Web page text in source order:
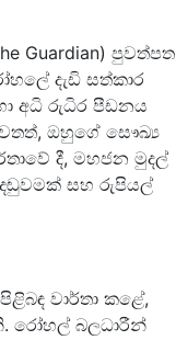
Guardian) පුවත්පත
දැඩි සත්කාර
අධි රුධිර පීඩනය
ඔහුගේ සෞඛ්‍ය
දී, මහජන මුදල්
සහ රුපියල්
වාර්තා කළේ,
රෝහල් බලධාරීන්